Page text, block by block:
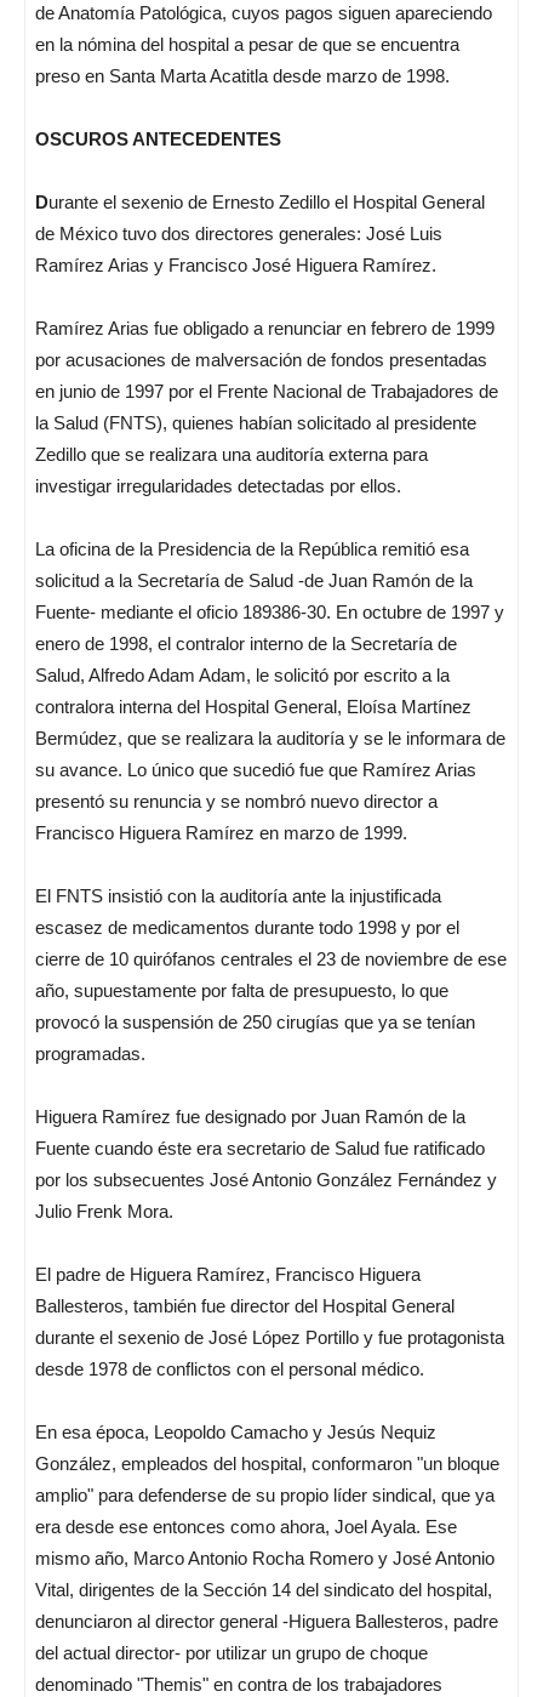
de Anatomía Patológica, cuyos pagos siguen apareciendo
en la nómina del hospital a pesar de que se encuentra
preso en Santa Marta Acatitla desde marzo de 1998.
OSCUROS ANTECEDENTES
Durante el sexenio de Ernesto Zedillo el Hospital General
de México tuvo dos directores generales: José Luis
Ramírez Arias y Francisco José Higuera Ramírez.
Ramírez Arias fue obligado a renunciar en febrero de 1999
por acusaciones de malversación de fondos presentadas
en junio de 1997 por el Frente Nacional de Trabajadores de
la Salud (FNTS), quienes habían solicitado al presidente
Zedillo que se realizara una auditoría externa para
investigar irregularidades detectadas por ellos.
La oficina de la Presidencia de la República remitió esa
solicitud a la Secretaría de Salud -de Juan Ramón de la
Fuente- mediante el oficio 189386-30. En octubre de 1997 y
enero de 1998, el contralor interno de la Secretaría de
Salud, Alfredo Adam Adam, le solicitó por escrito a la
contralora interna del Hospital General, Eloísa Martínez
Bermúdez, que se realizara la auditoría y se le informara de
su avance. Lo único que sucedió fue que Ramírez Arias
presentó su renuncia y se nombró nuevo director a
Francisco Higuera Ramírez en marzo de 1999.
El FNTS insistió con la auditoría ante la injustificada
escasez de medicamentos durante todo 1998 y por el
cierre de 10 quirófanos centrales el 23 de noviembre de ese
año, supuestamente por falta de presupuesto, lo que
provocó la suspensión de 250 cirugías que ya se tenían
programadas.
Higuera Ramírez fue designado por Juan Ramón de la
Fuente cuando éste era secretario de Salud fue ratificado
por los subsecuentes José Antonio González Fernández y
Julio Frenk Mora.
El padre de Higuera Ramírez, Francisco Higuera
Ballesteros, también fue director del Hospital General
durante el sexenio de José López Portillo y fue protagonista
desde 1978 de conflictos con el personal médico.
En esa época, Leopoldo Camacho y Jesús Nequiz
González, empleados del hospital, conformaron "un bloque
amplio" para defenderse de su propio líder sindical, que ya
era desde ese entonces como ahora, Joel Ayala. Ese
mismo año, Marco Antonio Rocha Romero y José Antonio
Vital, dirigentes de la Sección 14 del sindicato del hospital,
denunciaron al director general -Higuera Ballesteros, padre
del actual director- por utilizar un grupo de choque
denominado "Themis" en contra de los trabajadores